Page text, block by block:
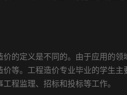
定义是不同的。由于应用的领
等。工程造价专业毕业的学生
程监理、招标和投标等工作。